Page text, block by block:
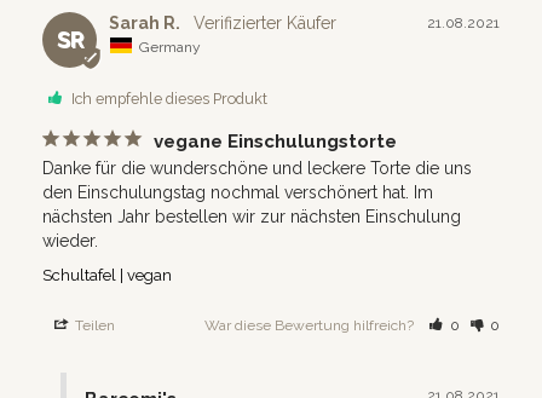
SR
21.08.2021
Sarah R.
Germany
Ich empfehle dieses Produkt
vegane Einschulungstorte
Danke für die wunderschöne und leckere Torte die uns
den Einschulungstag nochmal verschönert hat. Im
nächsten Jahr bestellen wir zur nächsten Einschulung
wieder.
Schultafel | vegan
Teilen War diese Bewertung hilfreich? 0 0